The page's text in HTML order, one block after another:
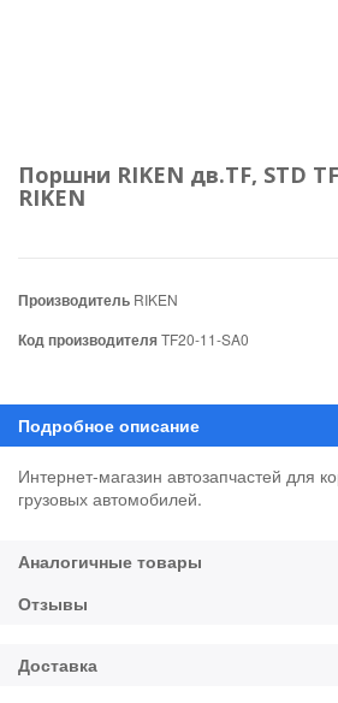
Поршни RIKEN дв.TF, STD
RIKEN
Производитель RIKEN
Код производителяTF20-11-SA0
Интернет-магазин автозапчастей для
грузовых автомобилей.